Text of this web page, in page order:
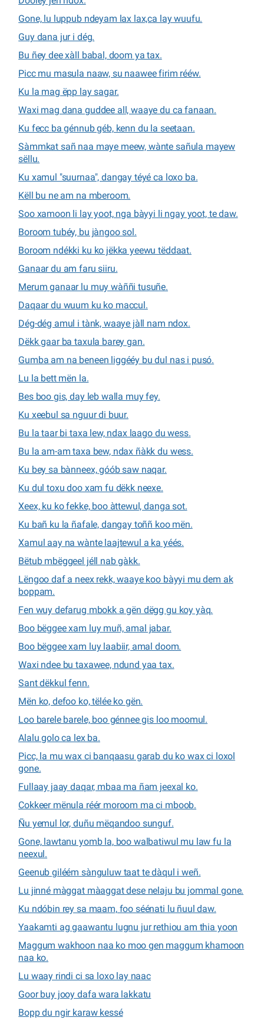
Gone, lu luppub ndeyam lax lax,ca lay wuufu.
Guy dana jur i dég.
Bu ñey dee xàll babal, doom ya tax.
Picc mu masula naaw, su naawee firim rééw.
Ku la mag ëpp lay sagar.
Waxi mag dana guddee all, waaye du ca fanaan.
Ku fecc ba génnub géb, kenn du la seetaan.
Sàmmkat sañ naa maye meew, wànte sañula mayew
sëllu.
Ku xamul "suurnaa", dangay téyé ca loxo ba.
Këll bu ne am na mberoom.
Soo xamoon li lay yoot, nga bàyyi li ngay yoot, te daw.
Boroom tubéy, bu jàngoo sol.
Boroom ndékki ku ko jëkka yeewu tëddaat.
Ganaar du am faru siiru.
Merum ganaar lu muy wàññi tusuñe.
Daqaar du wuum ku ko maccul.
Dég-dég amul i tànk, waaye jàll nam ndox.
Dëkk gaar ba taxula barey gan.
Gumba am na beneen liggééy bu dul nas i pusó.
Lu la bett mën la.
Bes boo gis, day leb walla muy fey.
Ku xeebul sa nguur di buur.
Bu la taar bi taxa lew, ndax laago du wess.
Bu la am-am taxa bew, ndax ñàkk du wess.
Ku bey sa bànneex, góób saw naqar.
Ku dul toxu doo xam fu dëkk neexe.
Xeex, ku ko fekke, boo àttewul, danga sot.
Ku bañ ku la ñafale, dangay toññ koo mën.
Xamul aay na wànte laajtewul a ka yéés.
Bëtub mbëggeel jéll nab gàkk.
Lëngoo daf a neex rekk, waaye koo bàyyi mu dem ak
boppam.
Fen wuy defarug mbokk a gën dëgg gu koy yàq.
Boo bëggee xam luy muñ, amal jabar.
Boo bëggee xam luy laabiir, amal doom.
Waxi ndee bu taxawee, ndund yaa tax.
Sant dëkkul fenn.
Mën ko, defoo ko, tëlée ko gën.
Loo barele barele, boo génnee gis loo moomul.
Alalu golo ca lex ba.
Picc, la mu wax ci banqaasu garab du ko wax ci loxol
gone.
Fullaay jaay daqar, mbaa ma ñam jeexal ko.
Cokkeer mënula réér moroom ma ci mboob.
Ñu yemul lor, duñu mëqandoo sunguf.
Gone, lawtanu yomb la, boo walbatiwul mu law fu la
neexul.
Geenub giléém sànguluw taat te dàqul i weñ.
Lu jinné màggat màaggat dese nelaju bu jommal gone.
Ku ndóbin rey sa maam, foo séénati lu ñuul daw.
Yaakamti ag gaawantu lugnu jur rethiou am thia yoon
Maggum wakhoon naa ko moo gen maggum khamoon
naa ko.
Lu waay rindi ci sa loxo lay naac
Goor buy jooy dafa wara lakkatu
Bopp du ngir karaw kessé